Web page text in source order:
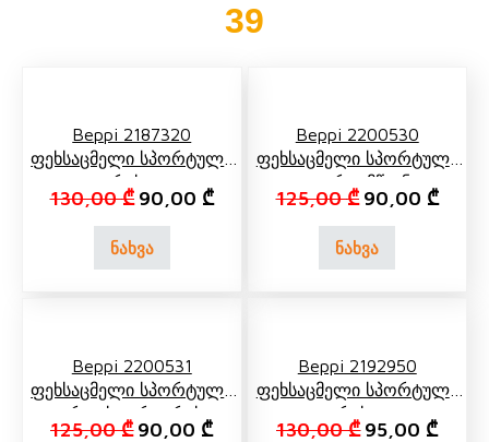
ერგონომიული სავარძლები
ნატურალური შალის პროდუქცია
39
Beppi 2187320
Ფეხსაცმელი Სპორტული
Რუხი
130,00₾ Original price was: 130,00 ₾.
90,00 ₾Current price is: 90,00 ₾.
ნახვა
Beppi 2200530
Ფეხსაცმელი Სპორტული
Თეთრი, Მწვანე
125,00₾ Original price
90,00 ₾
ნახვა
Beppi 2200531
Ფეხსაცმელი Სპორტული
Ვარდისფერი, Რუხი
125,00₾ Original price was: 125,00 ₾.
90,00 ₾Current price is: 90,00 ₾.
Beppi 2192950
Ფეხსაცმელი Სპორტული
Რუხი
130,00₾ Original price
95,00 ₾